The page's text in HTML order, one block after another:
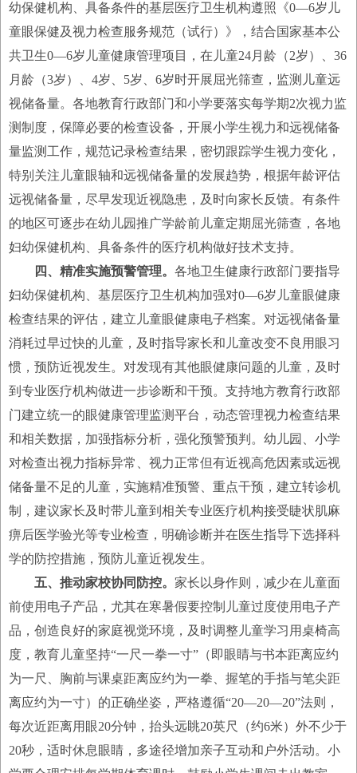
幼保健机构、具备条件的基层医疗卫生机构遵照《0—6岁儿
童眼保健及视力检查服务规范（试行）》，结合国家基本公
共卫生0—6岁儿童健康管理项目，在儿童24月龄（2岁）、36
月龄（3岁）、4岁、5岁、6岁时开展屈光筛查，监测儿童远
视储备量。各地教育行政部门和小学要落实每学期2次视力监
测制度，保障必要的检查设备，开展小学生视力和远视储备
量监测工作，规范记录检查结果，密切跟踪学生视力变化，
特别关注儿童眼轴和远视储备量的发展趋势，根据年龄评估
远视储备量，尽早发现近视隐患，及时向家长反馈。有条件
的地区可逐步在幼儿园推广学龄前儿童定期屈光筛查，各地
妇幼保健机构、具备条件的医疗机构做好技术支持。
四、精准实施预警管理。 各地卫生健康行政部门要指导
妇幼保健机构、基层医疗卫生机构加强对0—6岁儿童眼健康
检查结果的评估，建立儿童眼健康电子档案。对远视储备量
消耗过早过快的儿童，及时指导家长和儿童改变不良用眼习
惯，预防近视发生。对发现有其他眼健康问题的儿童，及时
到专业医疗机构做进一步诊断和干预。支持地方教育行政部
门建立统一的眼健康管理监测平台，动态管理视力检查结果
和相关数据，加强指标分析，强化预警预判。幼儿园、小学
对检查出视力指标异常、视力正常但有近视高危因素或远视
储备量不足的儿童，实施精准预警、重点干预，建立转诊机
制，建议家长及时带儿童到相关专业医疗机构接受睫状肌麻
痹后医学验光等专业检查，明确诊断并在医生指导下选择科
学的防控措施，预防儿童近视发生。
五、推动家校协同防控。 家长以身作则，减少在儿童面
前使用电子产品，尤其在寒暑假要控制儿童过度使用电子产
品，创造良好的家庭视觉环境，及时调整儿童学习用桌椅高
度，教育儿童坚持“一尺一拳一寸”（即眼睛与书本距离应约
为一尺、胸前与课桌距离应约为一拳、握笔的手指与笔尖距
离应约为一寸）的正确坐姿，严格遵循“20—20—20”法则，
每次近距离用眼20分钟，抬头远眺20英尺（约6米）外不少于
20秒，适时休息眼睛，多途径增加亲子互动和户外活动。小